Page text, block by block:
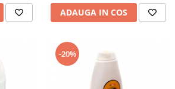
ADAUGA IN COS
-20%